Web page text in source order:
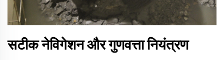
सटीक नेविगेशन और गुणवत्ता नियंत्रण